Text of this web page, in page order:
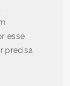
esse
precisa